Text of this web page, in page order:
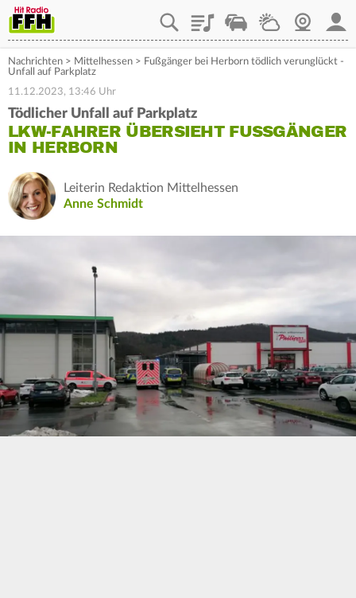
PlaylistStaupilotWetterWebcam
Nachrichten > Mittelhessen > Fußgänger bei Herborn tödlich verunglückt -
Unfall auf Parkplatz
11.12.2023, 13:46 Uhr
Tödlicher Unfall auf Parkplatz
LKW-FAHRER ÜBERSIEHT FUSSGÄNGER I
N HERBORN
Leiterin Redaktion Mittelhessen
Anne Schmidt